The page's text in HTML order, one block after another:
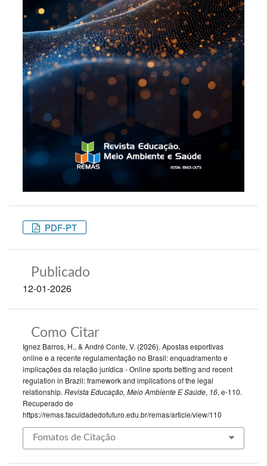
PDF-PT
Publicado
12-01-2026
Como Citar
Ignez Barros, H., & André Conte, V. (2026). Apostas esportivas
online e a recente regulamentação no Brasil: enquadramento e
implicações da relação jurídica - Online sports betting and recent
regulation in Brazil: framework and implications of the legal
relationship. Revista Educação, Meio Ambiente E Saúde, 16, e-110.
Recuperado de
https://remas.faculdadedofuturo.edu.br/remas/article/view/110
Fomatos de Citação